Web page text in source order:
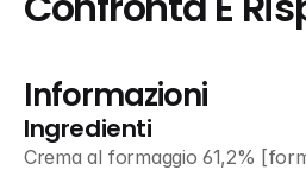
Informazioni
Ingredienti
Crema al formaggio 61,2%